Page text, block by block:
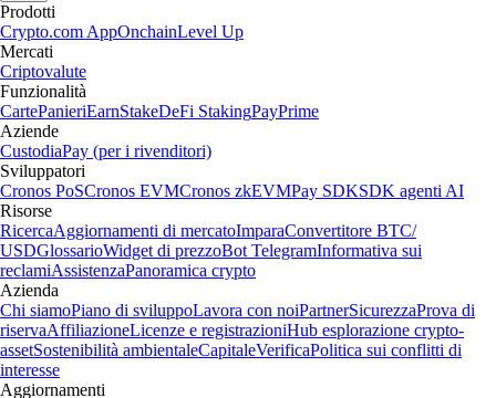
Prodotti
Crypto.com AppOnchainLevel Up
Mercati
Criptovalute
Funzionalità
CartePanieriEarnStakeDeFi StakingPayPrime
Aziende
CustodiaPay (per i rivenditori)
Sviluppatori
Cronos PoSCronos EVMCronos zkEVMPay SDKSDK agenti AI
Risorse
RicercaAggiornamenti di mercatoImparaConvertitore BTC/
USDGlossarioWidget di prezzoBot TelegramInformativa sui
reclamiAssistenzaPanoramica crypto
Azienda
Chi siamoPiano di sviluppoLavora con noiPartnerSicurezzaProva di
riservaAffiliazioneLicenze e registrazioniHub esplorazione crypto-
assetSostenibilità ambientaleCapitaleVerificaPolitica sui conflitti di
interesse
Aggiornamenti